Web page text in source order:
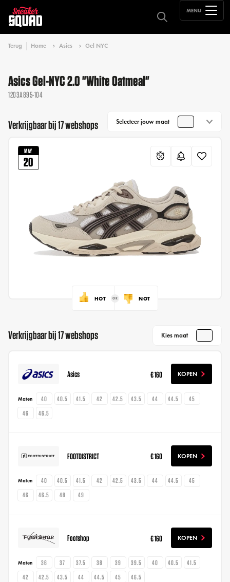
MENU
Terug Home Asics Gel NYC
Asics Gel-NYC 2.0 "White Oatmeal"
1203A895-104
Verkrijgbaar bij 17 webshops Selecteer jouw maat
MAY
20
HOT NOT
Verkrijgbaar bij 17 webshops Kies maat
Asics € 160 KOPEN
Maten 40 40.5 41.5 42 42.5 43.5 44 44.5
45
46
46.5
FOOTDISTRICT € 160 KOPEN
Maten 40 40.5 41.5 42 42.5 43.5 44 44.5
45
46
46.5 48 49
Footshop € 160 KOPEN
Maten 36 37 37.5 38 39 39.5 40 40.5
41.5
42
42.5 43.5 44 44.5 45 46.5